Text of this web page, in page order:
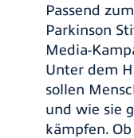
Passend
Parkinson
Media-
Unter dem
sollen
und wie sie
kämpfen.